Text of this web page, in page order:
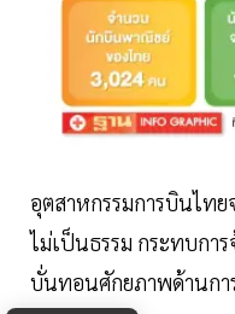
อุตสาหกรรมการบินไท
ไม่เป็นธรรม กระทบกา
บั่นทอนศักยภาพด้านกา